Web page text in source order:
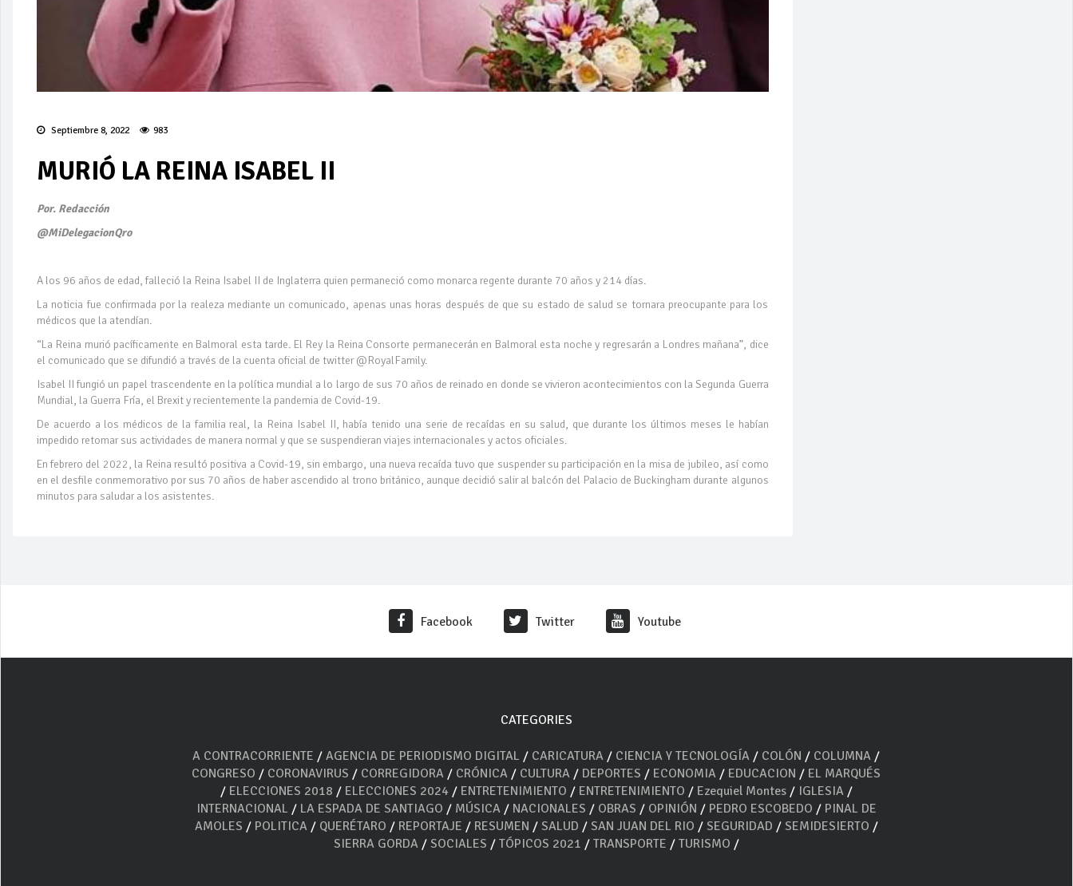
Septiembre 8, 2022 983
MURIÓ LA REINA ISABEL II
Por. Redacción
@MiDelegacionQro
A los 96 años de edad, falleció la Reina Isabel II de Inglaterra quien permaneció como monarca regente durante 70 años y 214 días.
La noticia fue confirmada por la realeza mediante un comunicado, apenas unas horas después de que su estado de salud se tornara preocupante para los
médicos que la atendían.
“La Reina murió pacíficamente en Balmoral esta tarde. El Rey la Reina Consorte permanecerán en Balmoral esta noche y regresarán a Londres mañana”, dice
el comunicado que se difundió a través de la cuenta oficial de twitter @RoyalFamily.
Isabel II fungió un papel trascendente en la política mundial a lo largo de sus 70 años de reinado en donde se vivieron acontecimientos con la Segunda Guerra
Mundial, la Guerra Fría, el Brexit y recientemente la pandemia de Covid-19.
De acuerdo a los médicos de la familia real, la Reina Isabel II, había tenido una serie de recaídas en su salud, que durante los últimos meses le habían
impedido retomar sus actividades de manera normal y que se suspendieran viajes internacionales y actos oficiales.
En febrero del 2022, la Reina resultó positiva a Covid-19, sin embargo, una nueva recaída tuvo que suspender su participación en la misa de jubileo, así como
en el desfile conmemorativo por sus 70 años de haber ascendido al trono británico, aunque decidió salir al balcón del Palacio de Buckingham durante algunos
minutos para saludar a los asistentes.
Facebook Twitter Youtube
CATEGORIES
A CONTRACORRIENTE /AGENCIA DE PERIODISMO DIGITAL / CARICATURA/ CIENCIA Y TECNOLOGÍA / COLÓN / COLUMNA/
CONGRESO / CORONAVIRUS / CORREGIDORA / CRÓNICA/ CULTURA / DEPORTES / ECONOMIA / EDUCACION / EL MARQUÉS
/ ELECCIONES 2018 / ELECCIONES 2024/ ENTRETENIMIENTO / ENTRETENIMIENTO / Ezequiel Montes/ IGLESIA/
INTERNACIONAL / LA ESPADA DE SANTIAGO / MÚSICA / NACIONALES / OBRAS / OPINIÓN / PEDRO ESCOBEDO / PINAL DE
AMOLES / POLITICA/ QUERÉTARO / REPORTAJE / RESUMEN / SALUD / SAN JUAN DEL RIO / SEGURIDAD / SEMIDESIERTO /
SIERRA GORDA/ SOCIALES / TÓPICOS 2021 / TRANSPORTE / TURISMO /